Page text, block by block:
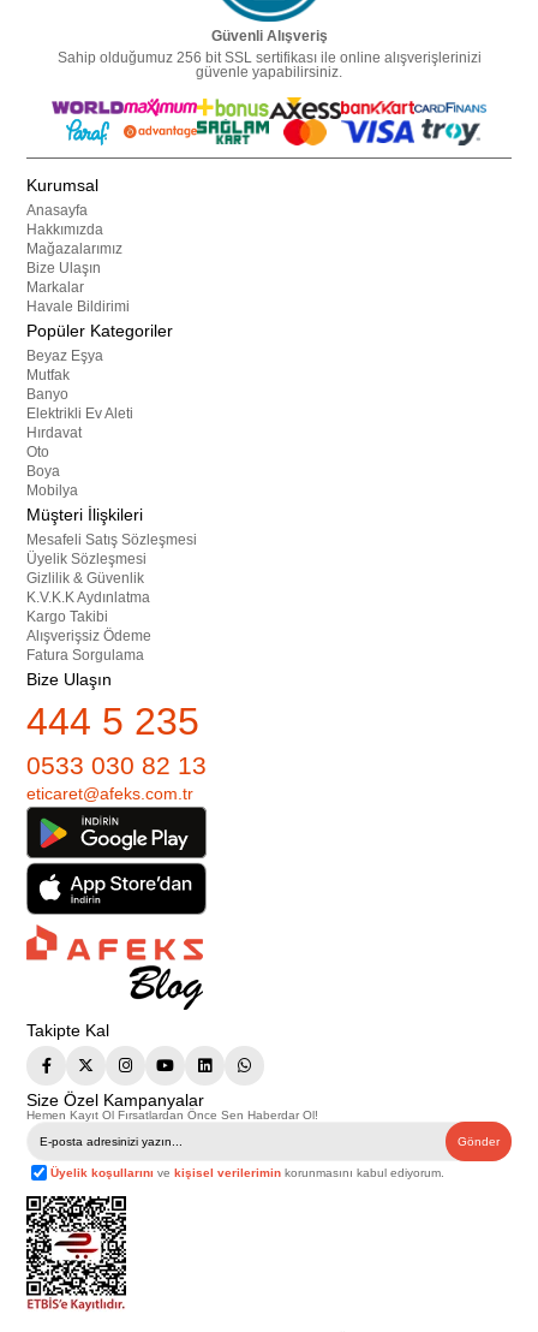
Güvenli Alışveriş
Sahip olduğumuz 256 bit SSL sertifikası ile online alışverişlerinizi
güvenle yapabilirsiniz.
Kurumsal
Anasayfa
Hakkımızda
Mağazalarımız
Bize Ulaşın
Markalar
Havale Bildirimi
Popüler Kategoriler
Beyaz Eşya
Mutfak
Banyo
Elektrikli Ev Aleti
Hırdavat
Oto
Boya
Mobilya
Müşteri İlişkileri
Mesafeli Satış Sözleşmesi
Üyelik Sözleşmesi
Gizlilik & Güvenlik
K.V.K.K Aydınlatma
Kargo Takibi
Alışverişsiz Ödeme
Fatura Sorgulama
Bize Ulaşın
444 5 235
0533 030 82 13
eticaret@afeks.com.tr
Takipte Kal
Size Özel Kampanyalar
Hemen Kayıt Ol Fırsatlardan Önce Sen Haberdar Ol!
Gönder
Üyelik koşullarını vekişisel verilerimin korunmasını kabul ediyorum.